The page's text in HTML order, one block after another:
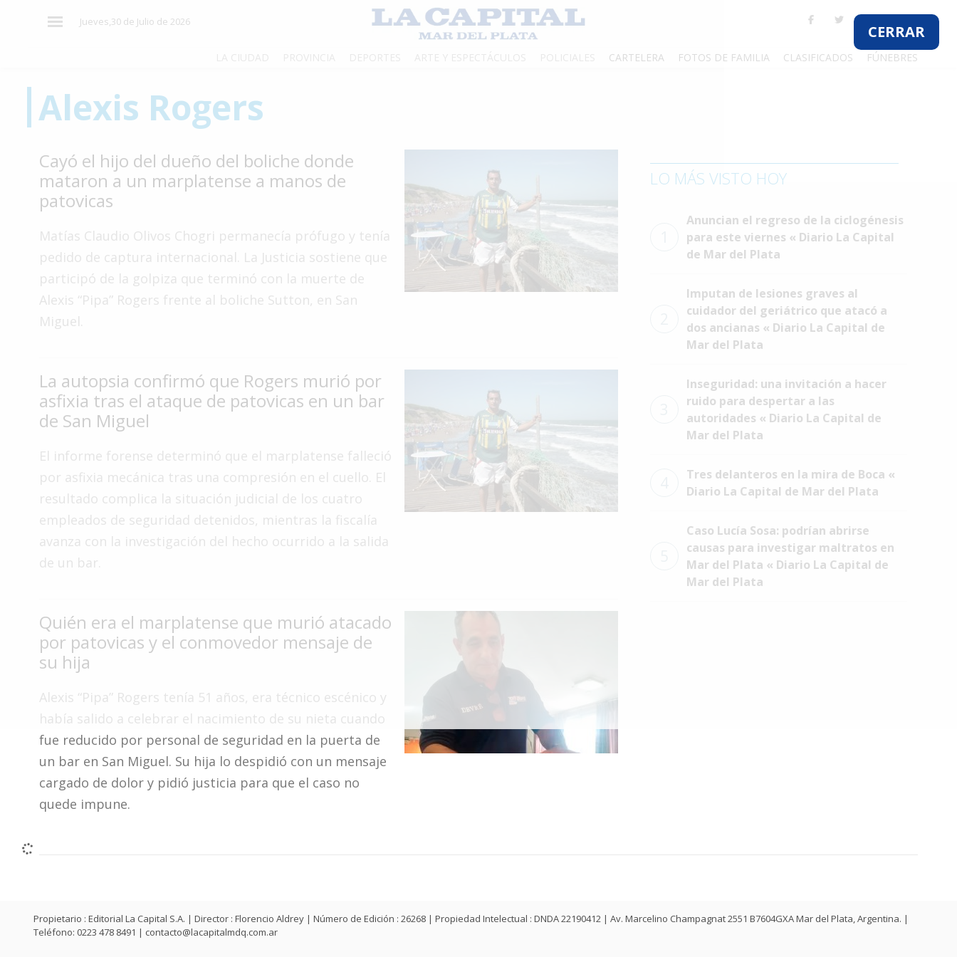
CERRAR
Jueves,30 de Julio de 2026
CARTELERA FOTOS DE FAMILIA CLASIFICADOS FÚNEBRES
País
Mundo
Zona
Cultura
Tecnología
Gastronomía
Ciudad
Deportes
Arte
Espectáculos
Policiales
Fotos
Clasificados
Fúnebres
Alexis Rogers
Cayó el hijo del dueño del boliche donde
mataron a un marplatense a manos de
patovicas
Matías Claudio Olivos Chogri permanecía prófugo y tenía
pedido de captura internacional. La Justicia sostiene que
participó de la golpiza que terminó con la muerte de
Alexis “Pipa” Rogers frente al boliche Sutton, en San
Miguel.
La autopsia confirmó que Rogers murió por
asfixia tras el ataque de patovicas en un bar
de San Miguel
El informe forense determinó que el marplatense falleció
por asfixia mecánica tras una compresión en el cuello. El
resultado complica la situación judicial de los cuatro
empleados de seguridad detenidos, mientras la fiscalía
avanza con la investigación del hecho ocurrido a la salida
de un bar.
Quién era el marplatense que murió atacado
por patovicas y el conmovedor mensaje de
su hija
Alexis “Pipa” Rogers tenía 51 años, era técnico escénico y
había salido a celebrar el nacimiento de su nieta cuando
fue reducido por personal de seguridad en la puerta de
un bar en San Miguel. Su hija lo despidió con un mensaje
cargado de dolor y pidió justicia para que el caso no
quede impune.
LO MÁS VISTO HOY
Anuncian el regreso de la ciclogénesis
para este viernes « Diario La Capital
de Mar del Plata
Imputan de lesiones graves al
cuidador del geriátrico que atacó a
dos ancianas « Diario La Capital de
Mar del Plata
Inseguridad: una invitación a hacer
ruido para despertar a las
autoridades « Diario La Capital de
Mar del Plata
Tres delanteros en la mira de Boca «
Diario La Capital de Mar del Plata
Caso Lucía Sosa: podrían abrirse
causas para investigar maltratos en
Mar del Plata « Diario La Capital de
Mar del Plata
Propietario : Editorial La Capital S.A. | Director : Florencio Aldrey | Número de Edición : 26268 | Propiedad Intelectual : DNDA 22190412 | Av. Marcelino Champagnat 2551 B7604GXA Mar del Plata, Argentina. |
Teléfono: 0223 478 8491 | contacto@lacapitalmdq.com.ar